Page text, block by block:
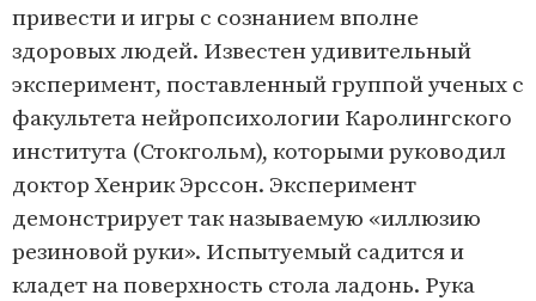
привести и игры с сознанием вполне
здоровых людей. Известен удивительный
эксперимент, поставленный группой ученых с
факультета нейропсихологии Каролингского
института (Стокгольм), которыми руководил
доктор Хенрик Эрссон. Эксперимент
демонстрирует так называемую «иллюзию
резиновой руки». Испытуемый садится и
кладет на поверхность стола ладонь. Рука